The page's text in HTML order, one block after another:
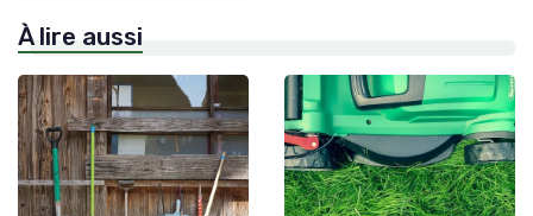
À lire aussi